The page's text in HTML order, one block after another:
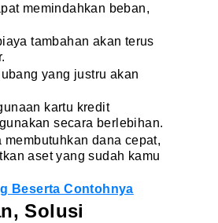
memindahkan beban,
tambahan akan terus
yang justru akan
kartu kredit
secara berlebihan.
dana cepat,
aset yang sudah kamu
Beserta Contohnya
Solusi